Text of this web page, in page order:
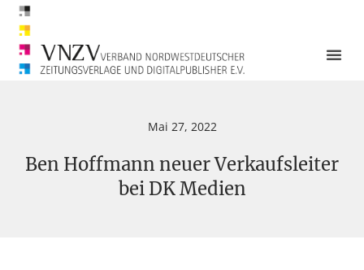
Mai 27, 2022
Ben Hoffmann neuer Verkaufsleiter
bei DK Medien